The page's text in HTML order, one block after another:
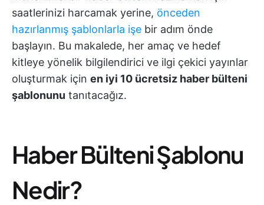
saatlerinizi harcamak yerine, önceden
hazırlanmış şablonlarla işe bir adım önde
başlayın. Bu makalede, her amaç ve hedef
kitleye yönelik bilgilendirici ve ilgi çekici yayınlar
oluşturmak için en iyi 10 ücretsiz haber bülteni
şablonunu tanıtacağız.
Haber Bülteni Şablonu
Nedir?